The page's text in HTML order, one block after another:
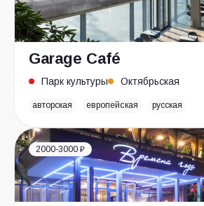
Garage Café
Парк культуры Октябрьская
авторская европейская русская
2000-3000 ₽